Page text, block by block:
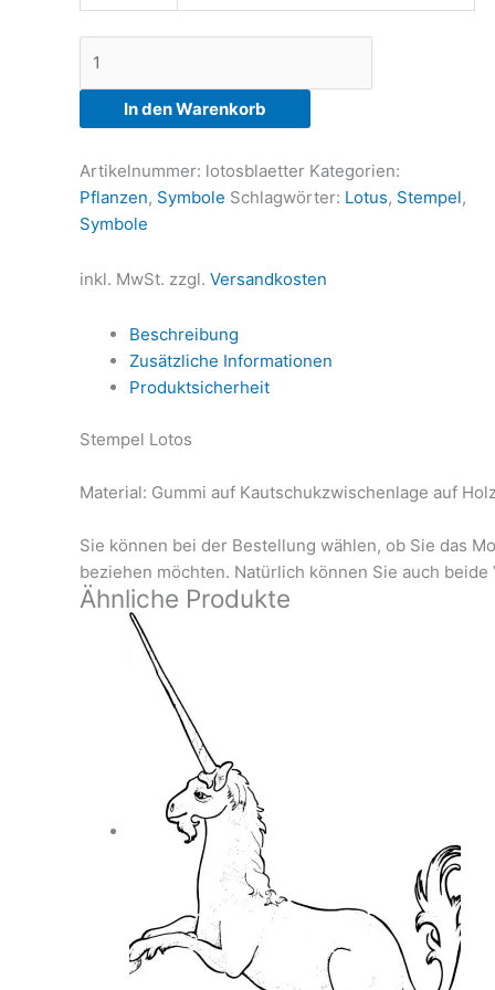
Menge
In den Warenkorb
Artikelnummer: lotosblaetter Kategorien:
Pflanzen, Symbole Schlagwörter: Lotus, Stempel,
Symbole
inkl. MwSt. zzgl. Versandkosten
Beschreibung
Zusätzliche Informationen
Produktsicherheit
Stempel Lotos
Material: Gummi auf Kautschukzwischenlage auf
Sie können bei der Bestellung wählen, ob Sie das
beziehen möchten. Natürlich können Sie auch
Ähnliche Produkte